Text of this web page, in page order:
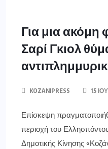
Για μια ακόμη
Σαρί Γκιολ
KOZANIPRESS 15
Επίσκεψη
περιοχή του
Δημοτικής Κίνησης